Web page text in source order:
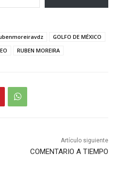
GOLFO DE MÉXICO
RUBEN MOREIRA
Artículo siguiente
COMENTARIO A TIEMPO